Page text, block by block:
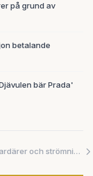
på grund av
betalande
bär Prada'
Teknikmiljardärer och strömningjättar omformar amerikanska sporten